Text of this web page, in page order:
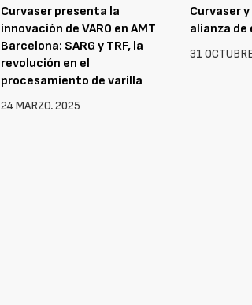
Curvaser presenta la
innovación de VARO en AMT
Barcelona: SARG y TRF, la
revolución en el
procesamiento de varilla
24 MARZO, 2025
Curvaser y
alianza de
31